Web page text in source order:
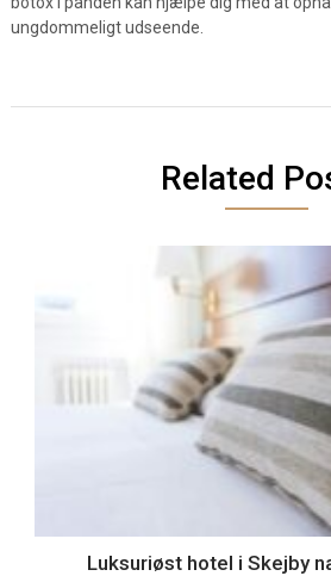
ungdommeligt udseende.
Related
Luksuriøst hotel i Skejby